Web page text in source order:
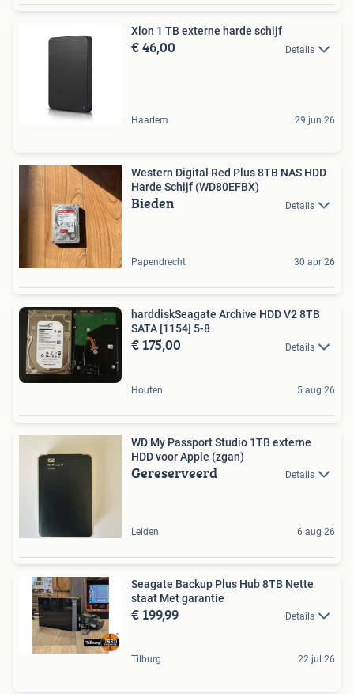
Xlon 1 TB externe harde schijf
€ 46,00 Details
Haarlem 29 jun 26
Western Digital Red Plus 8TB NAS HDD
Harde Schijf (WD80EFBX)
Bieden Details
Papendrecht 30 apr 26
harddiskSeagate Archive HDD V2 8TB
SATA [1154] 5-8
€ 175,00 Details
Houten 5 aug 26
WD My Passport Studio 1TB externe
HDD voor Apple (zgan)
Gereserveerd Details
Leiden 6 aug 26
Seagate Backup Plus Hub 8TB Nette
staat Met garantie
€ 199,99 Details
Tilburg 22 jul 26